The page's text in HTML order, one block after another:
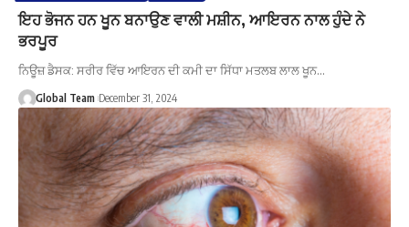
ਇਹ ਭੋਜਨ ਹਨ ਖੂਨ ਬਨਾਉਣ ਵਾਲੀ ਮਸ਼ੀਨ, ਆਇਰਨ ਨਾਲ ਹੁੰਦੇ ਨੇ
ਭਰਪੂਰ
ਨਿਊਜ਼ ਡੈਸਕ: ਸਰੀਰ ਵਿੱਚ ਆਇਰਨ ਦੀ ਕਮੀ ਦਾ ਸਿੱਧਾ ਮਤਲਬ ਲਾਲ ਖੂਨ…
Global Team December 31, 2024